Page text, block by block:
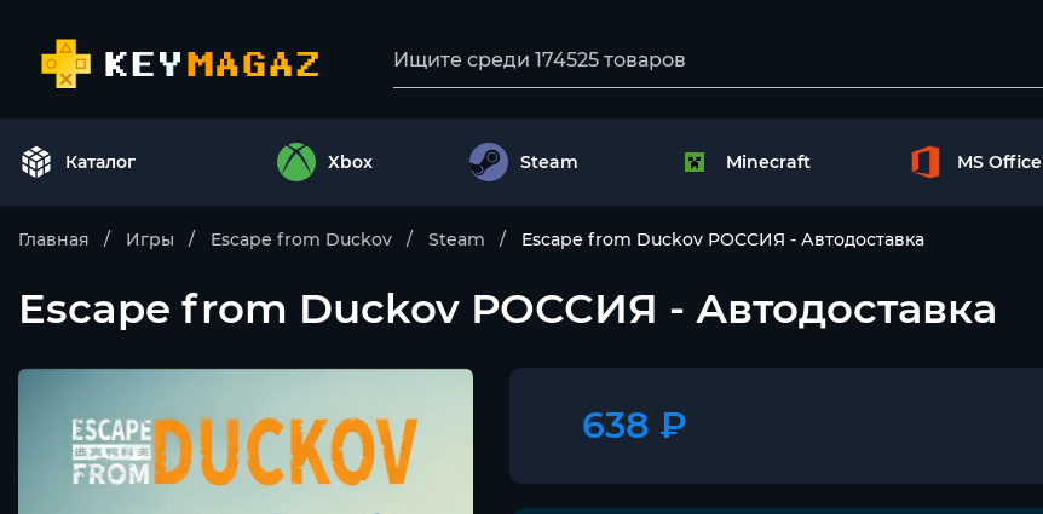
Каталог Xbox Steam Minecraft MS Office
Главная Игры Escape from Duckov Steam Escape from Duckov РОССИЯ - Автодоставка
Escape from Duckov РОССИЯ - Автодоставка
638 ₽